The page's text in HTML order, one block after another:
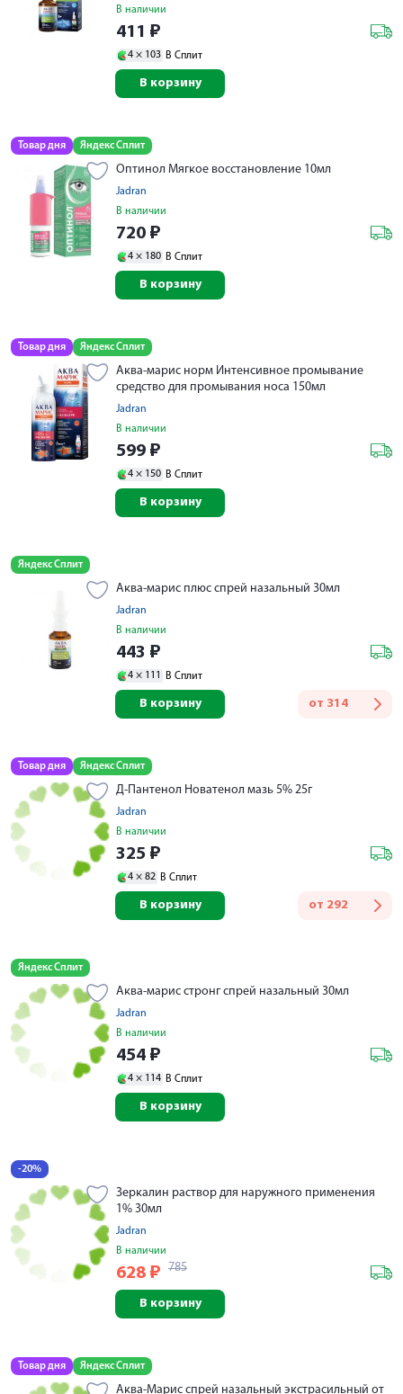
В наличии
411 ₽
4 × 103 В Сплит
В корзину
Товар дня Яндекс Сплит
Оптинол Мягкое восстановление 10мл
Jadran
В наличии
720 ₽
4 × 180 В Сплит
В корзину
Товар дня Яндекс Сплит
Аква-марис норм Интенсивное промывание
средство для промывания носа 150мл
Jadran
В наличии
599 ₽
4 × 150 В Сплит
В корзину
Яндекс Сплит
Аква-марис плюс спрей назальный 30мл
Jadran
В наличии
443 ₽
4 × 111 В Сплит
от 314
В корзину
Товар дня Яндекс Сплит
Д-Пантенол Новатенол мазь 5% 25г
Jadran
В наличии
325 ₽
4 × 82 В Сплит
от 292
В корзину
Яндекс Сплит
Аква-марис стронг спрей назальный 30мл
Jadran
В наличии
454 ₽
4 × 114 В Сплит
В корзину
-20%
Зеркалин раствор для наружного применения
1% 30мл
Jadran
В наличии
628 ₽ 785
В корзину
Товар дня Яндекс Сплит
Аква-Марис спрей назальный экстрасильный от